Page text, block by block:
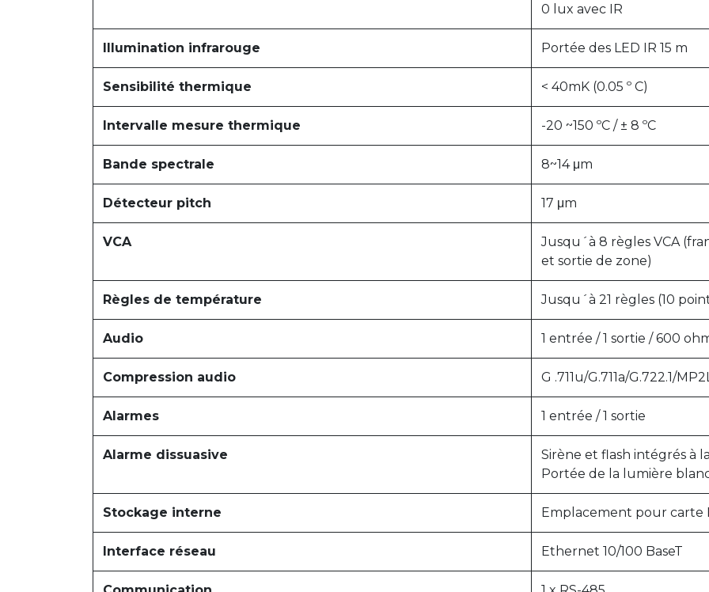
0 lux avec IR
Illumination infrarouge Portée des LED IR 15 m
Sensibilité thermique < 40mK (0.05 º C)
Intervalle mesure thermique -20 ~150 ºC / ± 8 ºC
Bande spectrale 8~14 μm
Détecteur pitch 17 μm
VCA
Jusqu´à 8 règles VCA
et sortie de zone)
Règles de température Jusqu´à 21 règles (10
Audio 1 entrée / 1 sortie / 600
Compression audio G .711u/G.711a/G.722.1/
Alarmes 1 entrée / 1 sortie
Alarme dissuasive
Sirène et flash intégrés à
Portée de la lumière
Stockage interne Emplacement pour carte
Interface réseau Ethernet 10/100 BaseT